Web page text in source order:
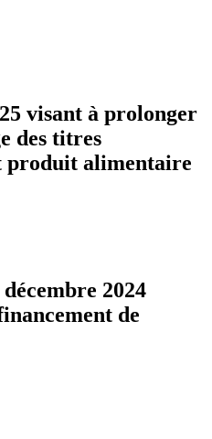
visant à prolonger
des titres
produit alimentaire
2024
de